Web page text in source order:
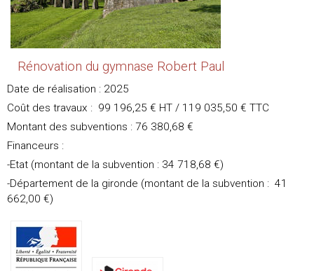
Rénovation du gymnase Robert Paul
Date de réalisation : 2025
Coût des travaux : 99 196,25 € HT / 119 035,50 € TTC
Montant des subventions : 76 380,68 €
Financeurs :
-Etat (montant de la subvention : 34 718,68 €)
-Département de la gironde (montant de la subvention : 41
662,00 €)